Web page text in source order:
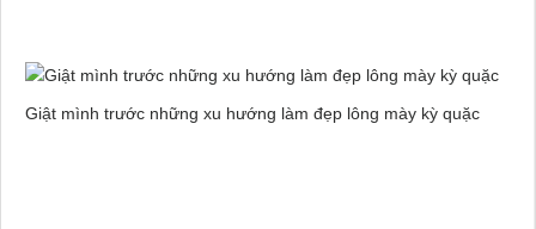
Giật mình trước những xu hướng làm đẹp lông mày kỳ quặc